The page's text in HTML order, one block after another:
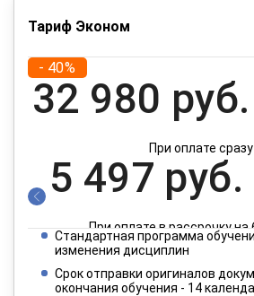
Тариф Эконом
- 40%
32 980 руб.
При оплате сразу
5 497 руб.
При оплате в рассрочку на
2 749 руб.
Стандартная программа
изменения дисциплин
Срок отправки оригиналов
окончания обучения - 14